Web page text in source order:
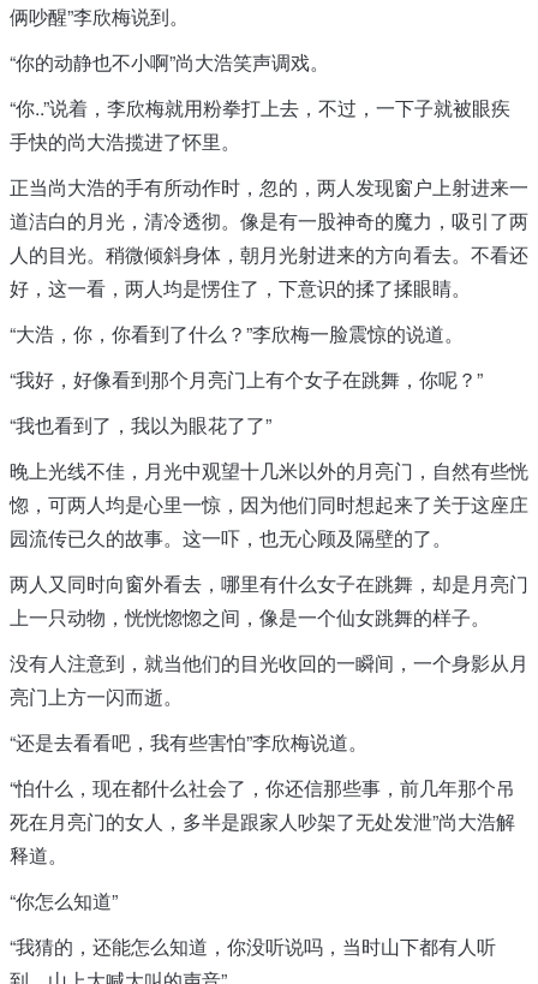
俩吵醒”李欣梅说到。
“你的动静也不小啊”尚大浩笑声调戏。
“你..”说着，李欣梅就用粉拳打上去，不过，一下子就被眼疾
手快的尚大浩揽进了怀里。
正当尚大浩的手有所动作时，忽的，两人发现窗户上射进来一
道洁白的月光，清冷透彻。像是有一股神奇的魔力，吸引了两
人的目光。稍微倾斜身体，朝月光射进来的方向看去。不看还
好，这一看，两人均是愣住了，下意识的揉了揉眼睛。
“大浩，你，你看到了什么？”李欣梅一脸震惊的说道。
“我好，好像看到那个月亮门上有个女子在跳舞，你呢？”
“我也看到了，我以为眼花了了”
晚上光线不佳，月光中观望十几米以外的月亮门，自然有些恍
惚，可两人均是心里一惊，因为他们同时想起来了关于这座庄
园流传已久的故事。这一吓，也无心顾及隔壁的了。
两人又同时向窗外看去，哪里有什么女子在跳舞，却是月亮门
上一只动物，恍恍惚惚之间，像是一个仙女跳舞的样子。
没有人注意到，就当他们的目光收回的一瞬间，一个身影从月
亮门上方一闪而逝。
“还是去看看吧，我有些害怕”李欣梅说道。
“怕什么，现在都什么社会了，你还信那些事，前几年那个吊
死在月亮门的女人，多半是跟家人吵架了无处发泄”尚大浩解
释道。
“你怎么知道”
“我猜的，还能怎么知道，你没听说吗，当时山下都有人听